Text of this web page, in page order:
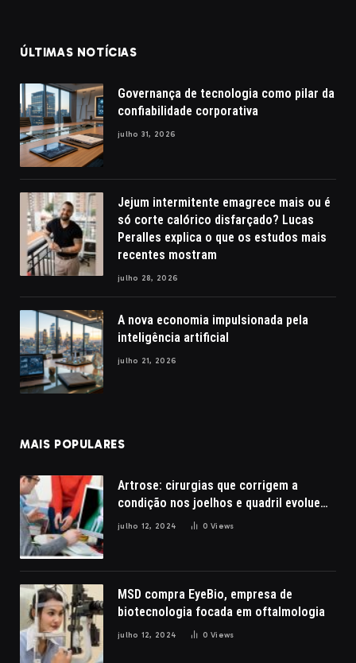
ÚLTIMAS NOTÍCIAS
Governança de tecnologia como pilar da
confiabilidade corporativa
julho 31, 2026
Jejum intermitente emagrece mais ou é
só corte calórico disfarçado? Lucas
Peralles explica o que os estudos mais
recentes mostram
julho 28, 2026
A nova economia impulsionada pela
inteligência artificial
julho 21, 2026
MAIS POPULARES
Artrose: cirurgias que corrigem a
condição nos joelhos e quadril evoluem
com a robótica
julho 12, 2024 0Views
MSD compra EyeBio, empresa de
biotecnologia focada em oftalmologia
julho 12, 2024 0Views